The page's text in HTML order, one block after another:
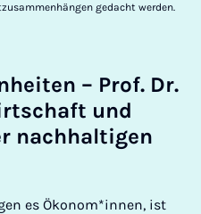
gedacht werden.
– Prof. Dr.
und
nach­halti­gen
es Ökonom*innen, ist